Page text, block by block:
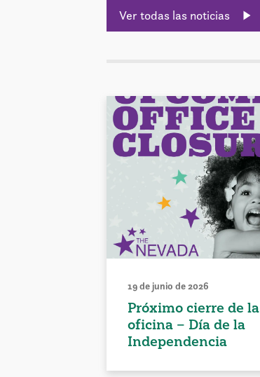
Ver todas las noticias
19 de junio de 2026
Próximo cierre de la
oficina – Día de la
Independencia